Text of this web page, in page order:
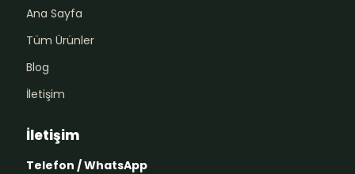
Ana Sayfa
Tüm Ürünler
Blog
İletişim
İletişim
Telefon / WhatsApp